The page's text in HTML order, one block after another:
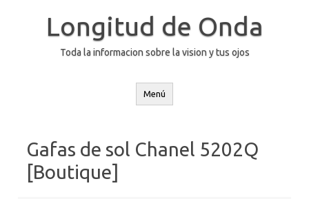
Longitud de Onda
Toda la informacion sobre la vision y tus ojos
Menú
Gafas de sol Chanel 5202Q
[Boutique]